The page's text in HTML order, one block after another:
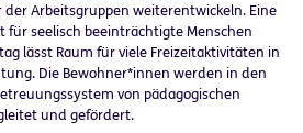
Arbeitsgruppen weiterentwickeln. Eine
für seelisch beeinträchtigte Menschen
lässt Raum für viele Freizeitaktivitäten in
Die Bewohner*innen werden in den
von pädagogischen
und gefördert.